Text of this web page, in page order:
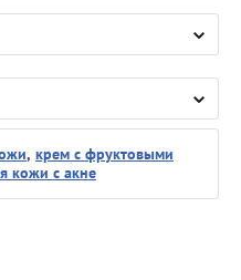
, крем с фруктовыми
кожи с акне